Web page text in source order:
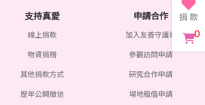
支持真愛
線上捐款
物資捐贈
其他捐款方式
歷年公開徵信
申請合作
加入友善守護站
參觀訪問申請
研究合作申請
場地租借申請
0